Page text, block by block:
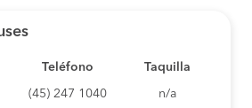
Teléfono Taquilla
(45) 247 1040 n/a